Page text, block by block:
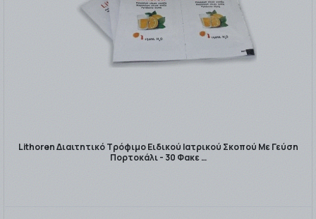
Lithoren Διαιτητικό Τρόφιμο Ειδικού Ιατρικού Σκοπού Με Γεύση
Πορτοκάλι - 30 Φακε …